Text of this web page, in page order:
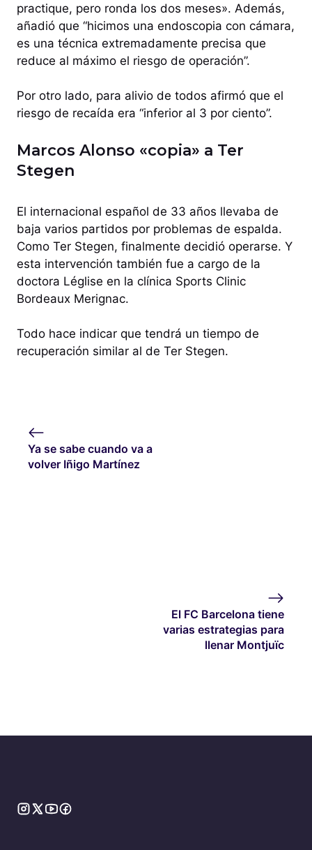
practique, pero ronda los dos meses». Además,
añadió que “hicimos una endoscopia con cámara,
es una técnica extremadamente precisa que
reduce al máximo el riesgo de operación”.
Por otro lado, para alivio de todos afirmó que el
riesgo de recaída era “inferior al 3 por ciento”.
Marcos Alonso «copia» a Ter
Stegen
El internacional español de 33 años llevaba de
baja varios partidos por problemas de espalda.
Como Ter Stegen, finalmente decidió operarse. Y
esta intervención también fue a cargo de la
doctora Léglise en la clínica Sports Clinic
Bordeaux Merignac.
Todo hace indicar que tendrá un tiempo de
recuperación similar al de Ter Stegen.
Ya se sabe cuando va a
volver Iñigo Martínez
El FC Barcelona tiene
varias estrategias para
llenar Montjuïc